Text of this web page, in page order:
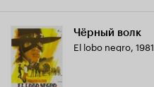
Чёрный волк
El lobo negro, 1981